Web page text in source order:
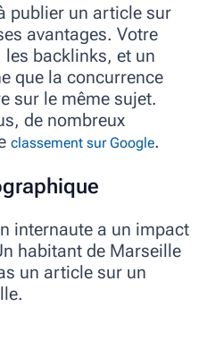
publier un article sur
avantages. Votre
backlinks, et un
que la concurrence
sur le même sujet.
de nombreux
classement sur Google.
internaute a un impact
habitant de Marseille
un article sur un